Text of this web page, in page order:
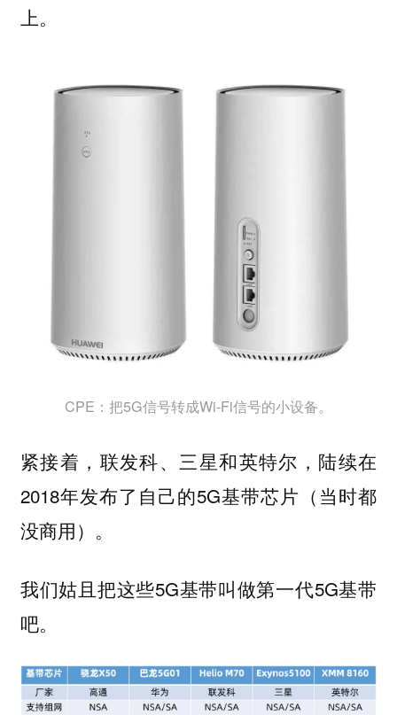
上。
CPE：把5G信号转成Wi-Fi信号的小设备。
紧接着，联发科、三星和英特尔，陆续在
2018年发布了自己的5G基带芯片（当时都
没商用）。
我们姑且把这些5G基带叫做第一代5G基带
吧。